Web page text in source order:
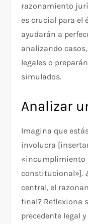
razonamiento
es crucial para el
ayudarán a
analizando
legales o
simulados.
Analizar
Imagina que
involucra
«incumplimiento
constitucional»].
central, el
final? Reflexiona
precedente legal